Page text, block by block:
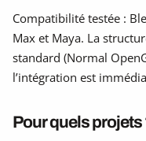
Compatibilité testée :
Max et Maya. La
standard (Normal
l’intégration est
Pour quels projets